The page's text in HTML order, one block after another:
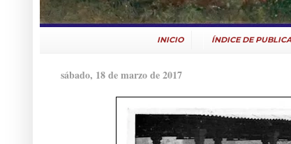
INICIO ÍNDICE DE
sábado, 18 de marzo de 2017